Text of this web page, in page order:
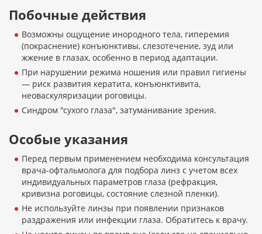
Побочные действия
Возможны ощущение инородного тела, гиперемия
(покраснение) конъюнктивы, слезотечение, зуд или
жжение в глазах, особенно в период адаптации.
При нарушении режима ношения или правил гигиены
— риск развития кератита, конъюнктивита,
неоваскуляризации роговицы.
Синдром "сухого глаза", затуманивание зрения.
Особые указания
Перед первым применением необходима консультация
врача-офтальмолога для подбора линз с учетом всех
индивидуальных параметров глаза (рефракция,
кривизна роговицы, состояние слезной пленки).
Не используйте линзы при появлении признаков
раздражения или инфекции глаза. Обратитесь к врачу.